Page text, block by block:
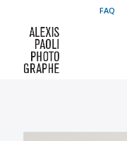
FAQ